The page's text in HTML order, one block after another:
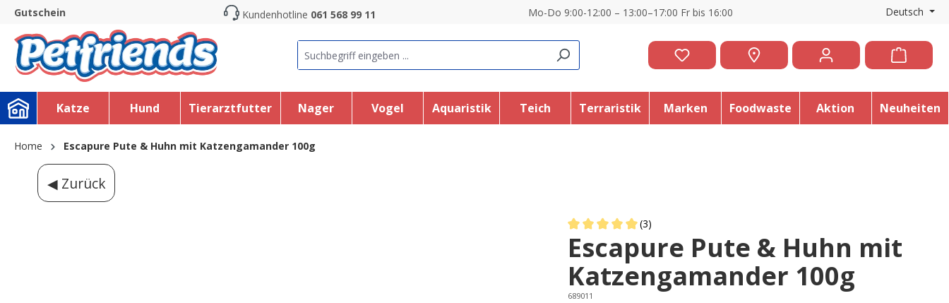
Skip to main navigation
Gutschein Kundenhotline 061 568 99 11 Mo-Do 9:00-12:00 – 13:00–17:00 Fr bis 16:00 Deutsch
Katze Hund Tierarztfutter Nager Vogel Aquaristik Teich Terraristik Marken Foodwaste Aktion Neuheiten
Home Escapure Pute & Huhn mit Katzengamander 100g
◀ Zurück
Average rating of 5 out of 5 stars
(3)
Escapure Pute & Huhn mit
Katzengamander 100g
689011